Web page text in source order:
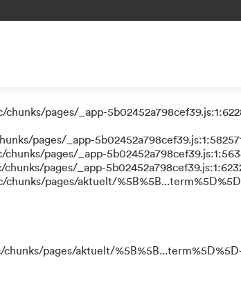
not a function
pages/_app-
pages/_app-
pages/_app-
pages/_app-
pages/_app-
pages/aktuelt/
pages/aktuelt/%5B%5B...term%5D%5D-